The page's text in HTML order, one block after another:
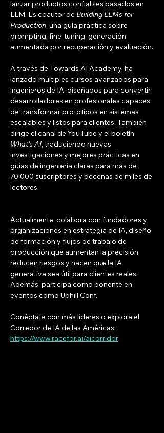
lanzar productos confiables basados en
LLM. Es coautor de Building LLMs for
Production, una guía práctica sobre
prompting, fine-tuning, generación
aumentada por recuperación y evaluación.
A través de Towards AI Academy, ha
lanzado múltiples cursos avanzados para
ingenieros de IA, diseñados para convertir
desarrolladores en profesionales capaces
de transformar prototipos en sistemas
escalables y listos para clientes. También
dirige el canal de YouTube y el boletín
What’s AI, traduciendo nuevas
investigaciones y mejores prácticas en
guías de ingeniería claras para más de
70.000 suscriptores y decenas de miles de
lectores.
Actualmente, colabora con fundadores y
organizaciones en estrategia de IA, diseño
de formación y flujos de trabajo de
producción que aumentan la precisión,
reducen riesgos y hacen que la IA
generativa sea útil para clientes reales.
Además, participa como ponente en
eventos como Uphill Conf.
Conéctate con más líderes o explora el
Corredor de IA de las Américas:
https://www.racefor.ai/aicorridor